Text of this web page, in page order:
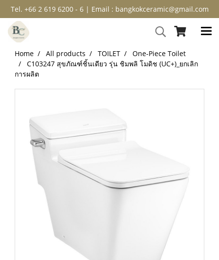
Tel. +66 2 619 6200 - 6 | Email : bangkokceramic@gmail.com
Home All products TOILET
One-Piece Toilet
C103247 สุขภัณฑ์ชิ้นเดียว รุ่น ชิมพลิ โมดิช (UC+)_ยกเลิก
การผลิต